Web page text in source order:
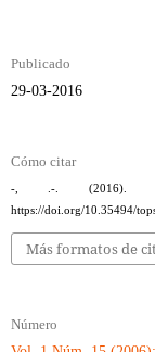
Publicado
29-03-2016
Cómo citar
-, .-.
https://doi.org/10.35494/
Más formatos de
Número